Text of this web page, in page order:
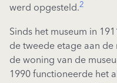
werd opgesteld.2
Sinds het museum in
de tweede etage aan
de woning van de
1990 functioneerde het